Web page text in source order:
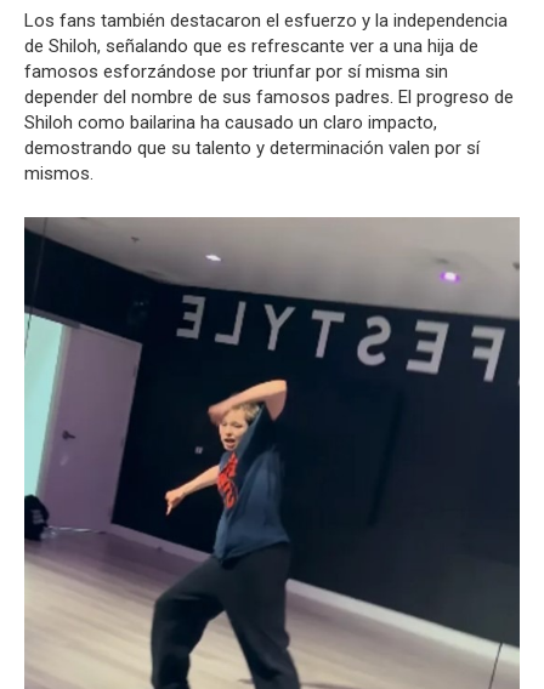
Los fans también destacaron el esfuerzo y la independencia
de Shiloh, señalando que es refrescante ver a una hija de
famosos esforzándose por triunfar por sí misma sin
depender del nombre de sus famosos padres. El progreso de
Shiloh como bailarina ha causado un claro impacto,
demostrando que su talento y determinación valen por sí
mismos.